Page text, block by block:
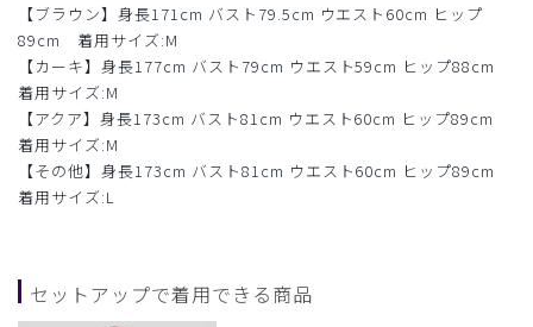
【ブラウン】身長171cm バスト79.5cm ウエスト60cm ヒップ
89cm 着用サイズ:M
【カーキ】身長177cm バスト79cm ウエスト59cm ヒップ88cm
着用サイズ:M
【アクア】身長173cm バスト81cm ウエスト60cm ヒップ89cm
着用サイズ:M
【その他】身長173cm バスト81cm ウエスト60cm ヒップ89cm
着用サイズ:L
セットアップで着用できる商品